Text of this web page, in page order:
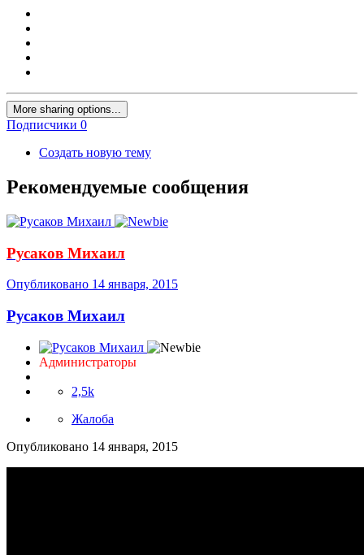
More sharing options...
Подписчики 0
Создать новую тему
Рекомендуемые сообщения
Русаков Михаил
Опубликовано 14 января, 2015
Русаков Михаил
Администраторы
2,5k
Жалоба
Опубликовано 14 января, 2015